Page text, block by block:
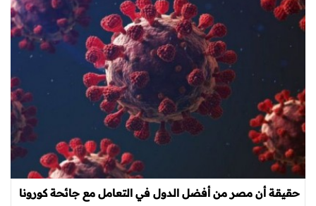
حقيقة أن مصر من أفضل الدول في التعامل مع جائحة كورونا